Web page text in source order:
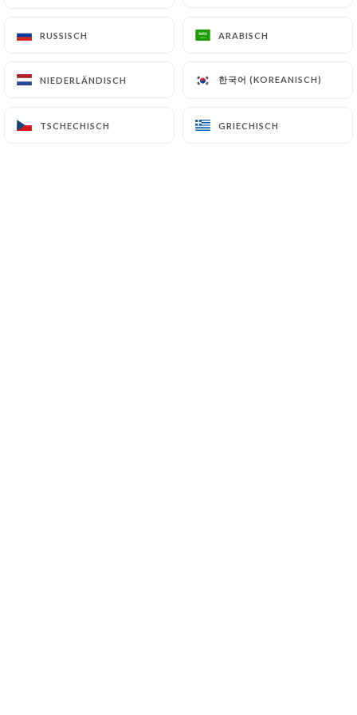
MENÜ
RUSSISCH ARABISCH
NIEDERLÄNDISCH 한국어 (KOREANISCH)
TSCHECHISCH GRIECHISCH
RUSSISCH ARABISCH
NIEDERLÄNDISCH 한국어 (KOREANISCH)
TSCHECHISCH GRIECHISCH